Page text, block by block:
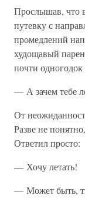
Прослышав, что
путевку с
промедлений
худощавый
почти
— А зачем тебе
От
Разве не
Ответил просто:
— Хочу летать!
— Может быть,